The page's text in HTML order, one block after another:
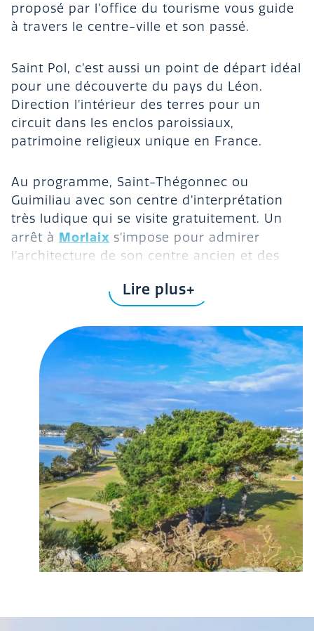
proposé par l’office du tourisme vous guide
à travers le centre-ville et son passé.
Saint Pol, c’est aussi un point de départ idéal
pour une découverte du pays du Léon.
Direction l’intérieur des terres pour un
circuit dans les enclos paroissiaux,
patrimoine religieux unique en France.
Lire plus
Au programme, Saint-Thégonnec ou
Guimiliau avec son centre d’interprétation
très ludique qui se visite gratuitement. Un
arrêt à Morlaix s’impose pour admirer
l’architecture de son centre ancien et des
, rendez-vous à :
Roscoff, pour son intime et luxuriant Jardin
Exotique qui réunit plus de 3500 espèces de
plantes tropicales, et pour son vieux port où
vous embarquez vers l’île de Batz ;
, pour profiter de la station
balnéaire et admirer le château du Taureau
depuis le rivage ;
Plouescat, pour son riche patrimoine
historique avec ses halles, son magasin à
poudre de l’époque de Vauban, mais aussi
ses menhirs.